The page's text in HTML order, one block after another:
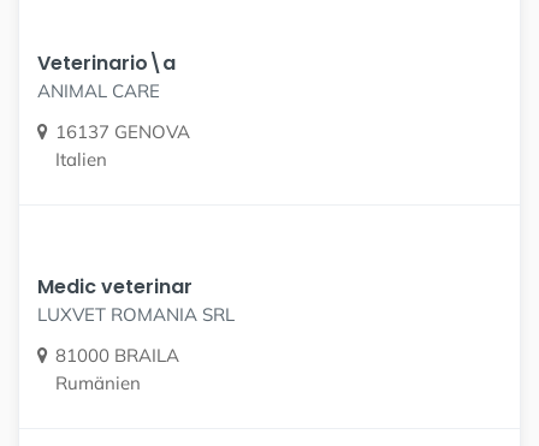
Veterinario\a
ANIMAL CARE
16137 GENOVA
Italien
Medic veterinar
LUXVET ROMANIA SRL
81000 BRAILA
Rumänien